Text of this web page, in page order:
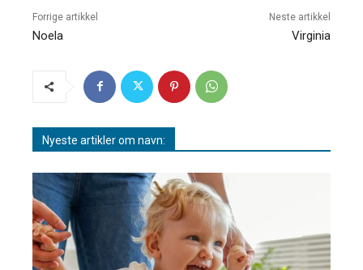
Forrige artikkel
Noela
Neste artikkel
Virginia
Nyeste artikler om navn: